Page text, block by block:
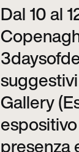
Dal 10 al
Gallery
presenza